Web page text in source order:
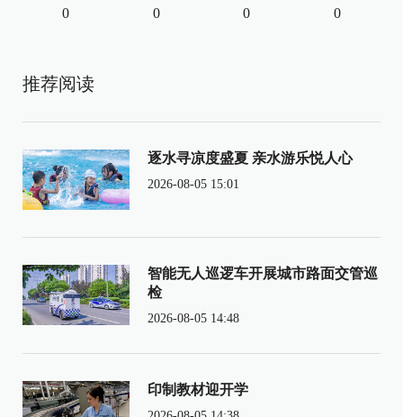
0 0 0 0
推荐阅读
逐水寻凉度盛夏 亲水游乐悦人心
2026-08-05 15:01
智能无人巡逻车开展城市路面交管巡
检
2026-08-05 14:48
印制教材迎开学